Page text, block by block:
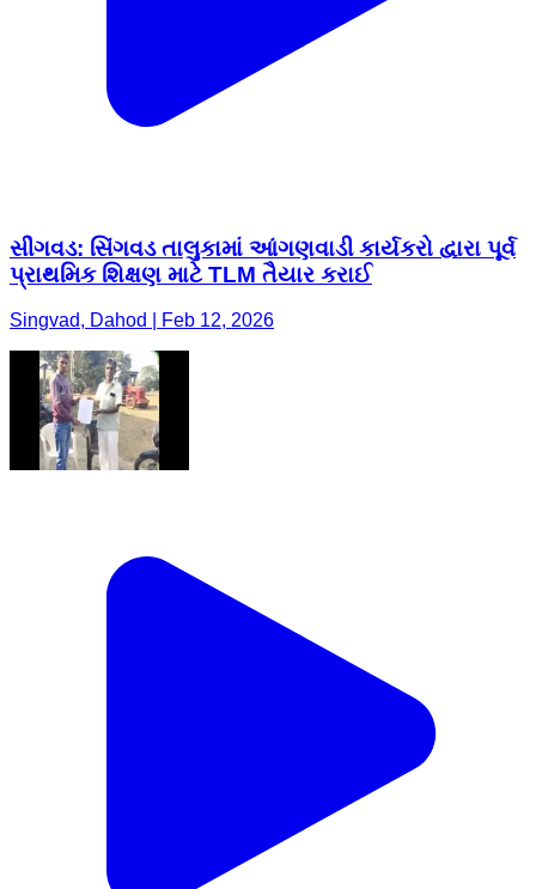
સીંગવડ: સિંગવડ તાલુકામાં આંગણવાડી કાર્યકરો દ્વારા પૂર્વ
પ્રાથમિક શિક્ષણ માટે TLM તૈયાર કરાઈ
Singvad, Dahod | Feb 12, 2026